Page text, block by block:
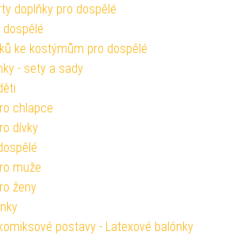
doplňky pro dospělé
dospělé
ke kostýmům pro dospělé
- sety a sady
chlapce
dívky
muže
ženy
postavy - Latexové balónky